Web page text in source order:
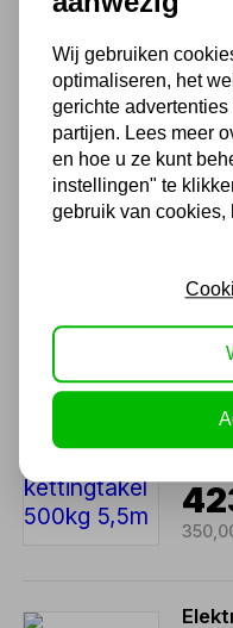
85,00
Wij gebruiken
optimaliseren, het
gerichte
partijen. Lees meer
en hoe u ze kunt
instellingen" te
gebruik van cookies,